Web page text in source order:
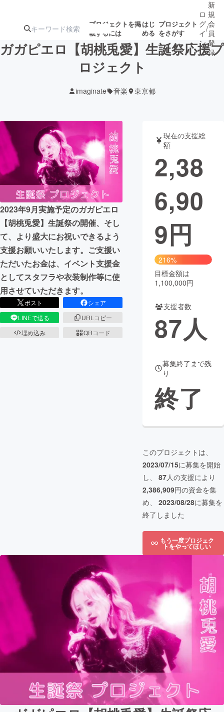
プロジェクトを掲
載するには
はじ
める
プロジェクト
をさがす
注目の新着プロ
ジェクト
募集終了が近いプ
ロジェクト
アート・写真 音楽
テクノロジー・ガジェット ゲーム・サ
映像・映画
ビジネス・起業
まちづくり・地域活性化
CAMPFIRE for Social Good
CAMPFIRE Creation
CAMPFIREふるさと納税
コミュニティ
ロ
グ
イ
ン
/
新
規
会
員
登
録
ガガピエロ【胡桃兎愛】生誕祭応援プ
ロジェクト
imaginate 音楽 東京都
2023年9月実施予定のガガピエロ
【胡桃兎愛】生誕祭の開催、そし
て、より盛大にお祝いできるよう
支援お願いいたします。ご支援い
ただいたお金は、イベント支援金
としてスタフラや衣装制作等に使
用させていただきます。
ポスト
シェア
LINEで送る
URLコピー
埋め込み
QRコード
現在の支援総
額
2,38
6,90
9円
216%
目標金額は
1,100,000円
支援者数
87人
募集終了まで残
り
終了
このプロジェクトは、
2023/07/15に募集を開始
し、 87人の支援により
2,386,909円の資金を集
め、 2023/08/28に募集を
終了しました
もう一度プロジェク
トをやってほしい